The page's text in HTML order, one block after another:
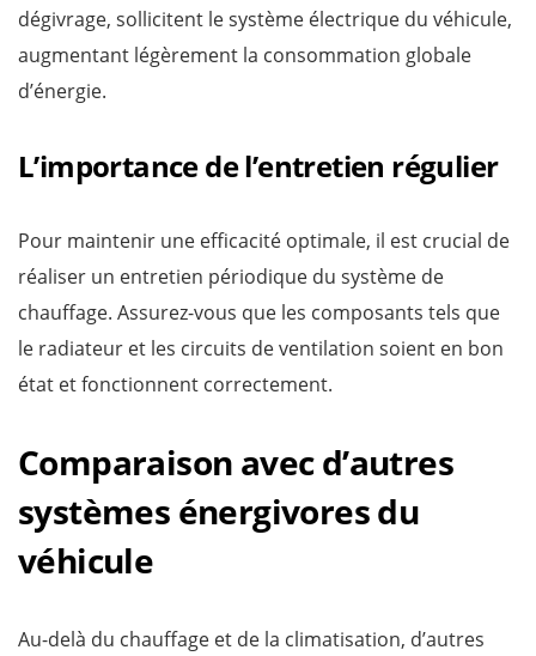
dégivrage, sollicitent le système électrique du véhicule,
augmentant légèrement la consommation globale
d’énergie.
L’importance de l’entretien régulier
Pour maintenir une efficacité optimale, il est crucial de
réaliser un entretien périodique du système de
chauffage. Assurez-vous que les composants tels que
le radiateur et les circuits de ventilation soient en bon
état et fonctionnent correctement.
Comparaison avec d’autres
systèmes énergivores du
véhicule
Au-delà du chauffage et de la climatisation, d’autres